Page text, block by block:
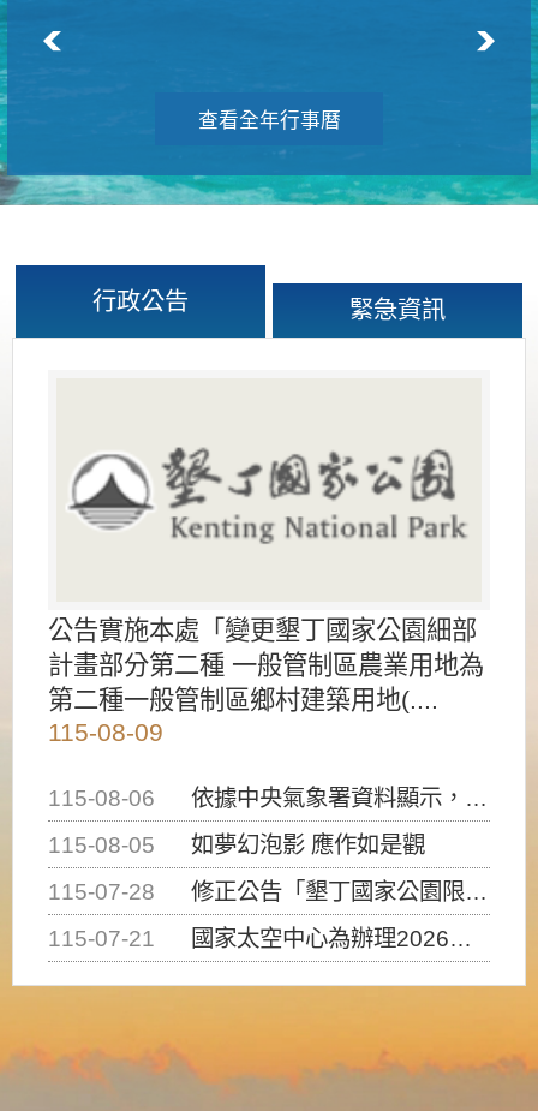
查看全年行事曆
行政公告 緊急資訊
公告實施本處「變更墾丁國家公園細部
計畫部分第二種 一般管制區農業用地為
第二種一般管制區鄉村建築用地(....
115-08-09
115-08-06
依據中央氣象署資料顯示，白海豚颱風持續接近臺灣，請密切注意動向及早完成防災應變準備
115-08-05
如夢幻泡影 應作如是觀
115-07-28
修正公告「墾丁國家公園限制水域遊憩活動之種類、範圍、時間及行為」，自即日生效。
115-07-21
國家太空中心為辦理2026台灣盃火箭競賽，陸、海、空域警戒及協調相關事宜，因颱風備案事宜